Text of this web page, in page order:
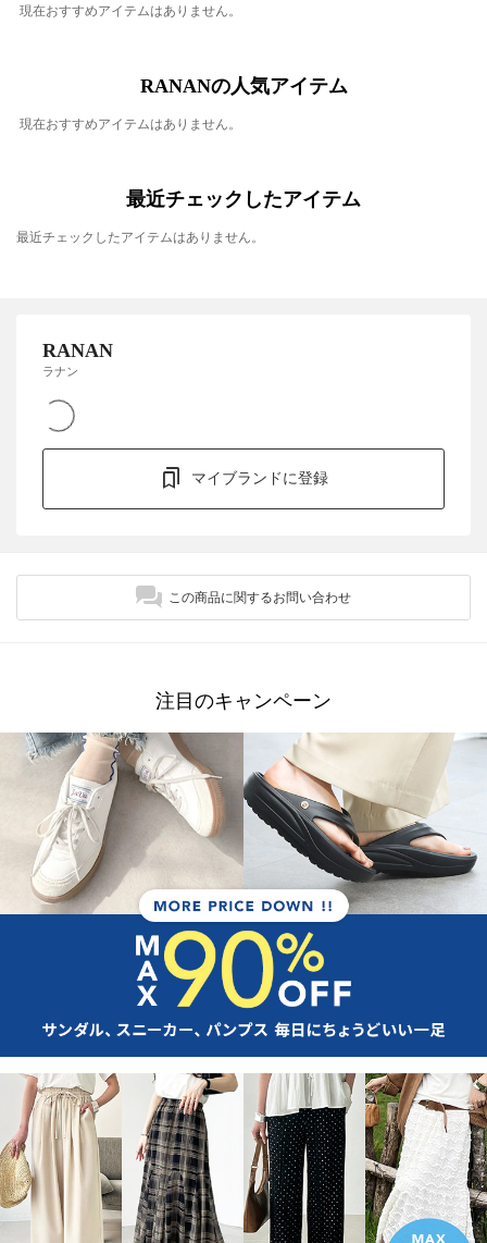
現在おすすめアイテムはありません。
RANANの人気アイテム
現在おすすめアイテムはありません。
最近チェックしたアイテム
最近チェックしたアイテムはありません。
RANAN
ラナン
マイブランドに登録
この商品に関するお問い合わせ
注目のキャンペーン